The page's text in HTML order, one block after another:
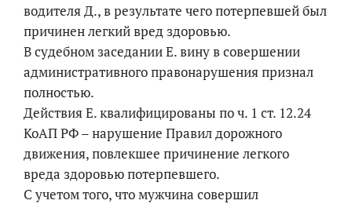
водителя Д., в результате чего потерпевшей был
причинен легкий вред здоровью.
В судебном заседании Е. вину в совершении
административного правонарушения признал
полностью.
Действия Е. квалифицированы по ч. 1 ст. 12.24
КоАП РФ – нарушение Правил дорожного
движения, повлекшее причинение легкого
вреда здоровью потерпевшего.
С учетом того, что мужчина совершил